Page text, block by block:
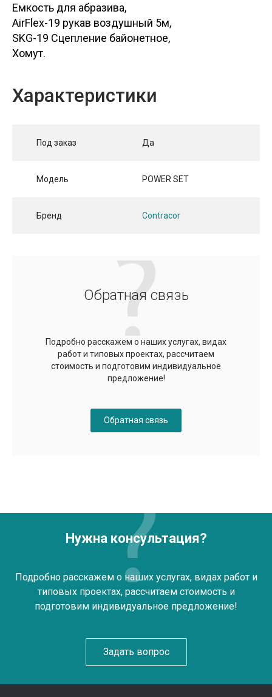
Емкость для абразива,
AirFlex-19 рукав воздушный 5м,
SKG-19 Сцепление байонетное,
Хомут.
Характеристики
Под заказ Да
Модель POWER SET
Бренд Contracor
Обратная связь
Подробно расскажем о наших услугах, видах
работ и типовых проектах, рассчитаем
стоимость и подготовим индивидуальное
предложение!
Обратная связь
Нужна консультация?
Подробно расскажем о наших услугах, видах работ и
типовых проектах, рассчитаем стоимость и
подготовим индивидуальное предложение!
Задать вопрос